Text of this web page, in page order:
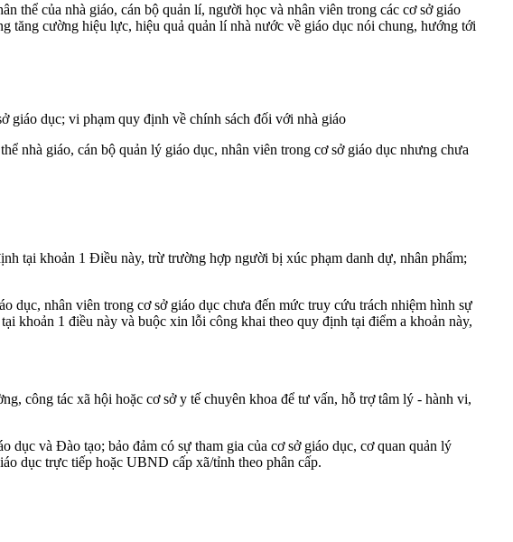
thể của nhà giáo, cán bộ quản lí, người học và nhân viên trong các cơ sở giáo
cường hiệu lực, hiệu quả quản lí nhà nước về giáo dục nói chung, hướng tới
giáo dục; vi phạm quy định về chính sách đối với nhà giáo
nhà giáo, cán bộ quản lý giáo dục, nhân viên trong cơ sở giáo dục nhưng chưa
tại khoản 1 Điều này, trừ trường hợp người bị xúc phạm danh dự, nhân phẩm;
dục, nhân viên trong cơ sở giáo dục chưa đến mức truy cứu trách nhiệm hình sự
khoản 1 điều này và buộc xin lỗi công khai theo quy định tại điểm a khoản này,
công tác xã hội hoặc cơ sở y tế chuyên khoa để tư vấn, hỗ trợ tâm lý - hành vi,
và Đào tạo; bảo đảm có sự tham gia của cơ sở giáo dục, cơ quan quản lý
dục trực tiếp hoặc UBND cấp xã/tỉnh theo phân cấp.